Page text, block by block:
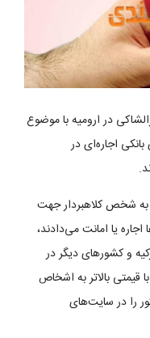
در ارومیه با موضوع
اجاره‌ای در
به شخص کلاهبردار جهت
یا امانت می‌دادند،
و کشور‌های دیگر در
قیمتی بالاتر به اشخاص
را در سایت‌های